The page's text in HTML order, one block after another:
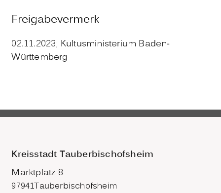
Freigabevermerk
02.11.2023; Kultusministerium Baden-
Württemberg
Kreisstadt Tauberbischofsheim
Marktplatz 8
97941Tauberbischofsheim